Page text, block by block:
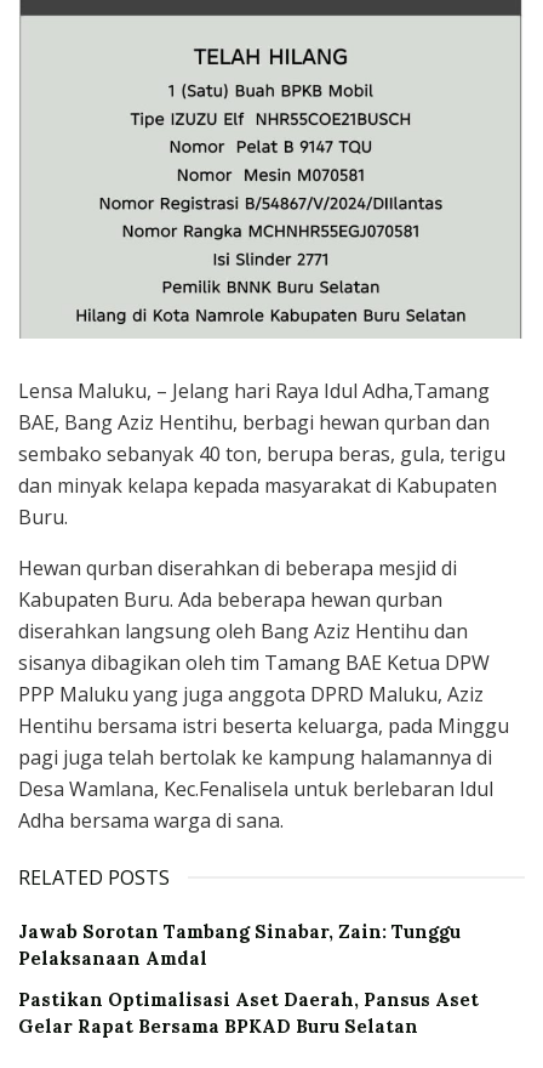
Lensa Maluku, – Jelang hari Raya Idul Adha,Tamang
BAE, Bang Aziz Hentihu, berbagi hewan qurban dan
sembako sebanyak 40 ton, berupa beras, gula, terigu
dan minyak kelapa kepada masyarakat di Kabupaten
Buru.
Hewan qurban diserahkan di beberapa mesjid di
Kabupaten Buru. Ada beberapa hewan qurban
diserahkan langsung oleh Bang Aziz Hentihu dan
sisanya dibagikan oleh tim Tamang BAE Ketua DPW
PPP Maluku yang juga anggota DPRD Maluku, Aziz
Hentihu bersama istri beserta keluarga, pada Minggu
pagi juga telah bertolak ke kampung halamannya di
Desa Wamlana, Kec.Fenalisela untuk berlebaran Idul
Adha bersama warga di sana.
RELATED POSTS
Jawab Sorotan Tambang Sinabar, Zain: Tunggu
Pelaksanaan Amdal
Pastikan Optimalisasi Aset Daerah, Pansus Aset
Gelar Rapat Bersama BPKAD Buru Selatan